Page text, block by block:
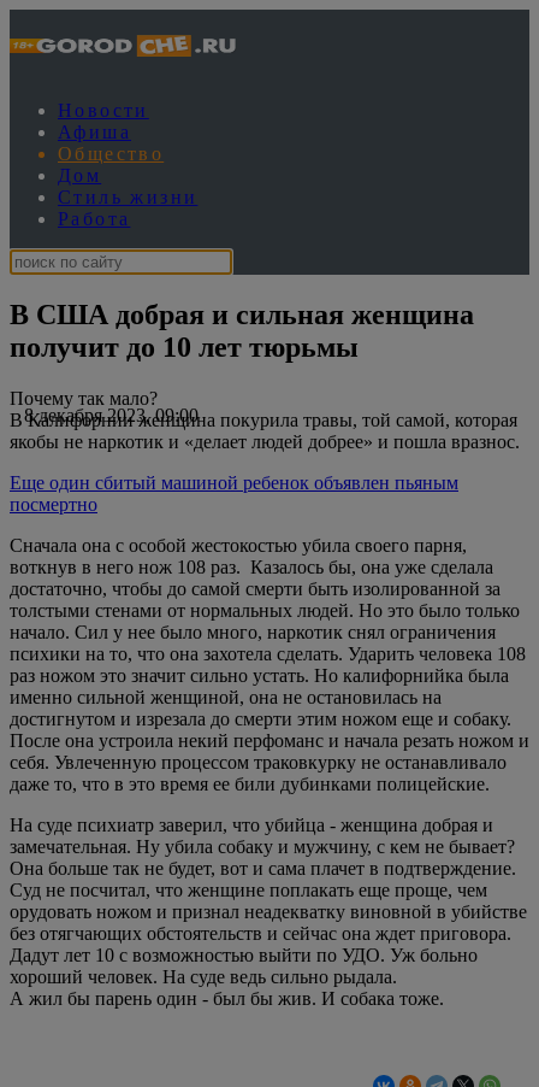
Новости
Афиша
Общество
Дом
Стиль жизни
Работа
В США добрая и сильная женщина
получит до 10 лет тюрьмы
8 декабря 2023, 09:00
Почему так мало?
В Калифорнии женщина покурила травы, той самой, которая
якобы не наркотик и «делает людей добрее» и пошла вразнос.
Еще один сбитый машиной ребенок объявлен пьяным
посмертно
Сначала она с особой жестокостью убила своего парня,
воткнув в него нож 108 раз. Казалось бы, она уже сделала
достаточно, чтобы до самой смерти быть изолированной за
толстыми стенами от нормальных людей. Но это было только
начало. Сил у нее было много, наркотик снял ограничения
психики на то, что она захотела сделать. Ударить человека 108
раз ножом это значит сильно устать. Но калифорнийка была
именно сильной женщиной, она не остановилась на
достигнутом и изрезала до смерти этим ножом еще и собаку.
После она устроила некий перфоманс и начала резать ножом и
себя. Увлеченную процессом траковкурку не останавливало
даже то, что в это время ее били дубинками полицейские.
На суде психиатр заверил, что убийца - женщина добрая и
замечательная. Ну убила собаку и мужчину, с кем не бывает?
Она больше так не будет, вот и сама плачет в подтверждение.
Суд не посчитал, что женщине поплакать еще проще, чем
орудовать ножом и признал неадекватку виновной в убийстве
без отягчающих обстоятельств и сейчас она ждет приговора.
Дадут лет 10 с возможностью выйти по УДО. Уж больно
хороший человек. На суде ведь сильно рыдала.
А жил бы парень один - был бы жив. И собака тоже.